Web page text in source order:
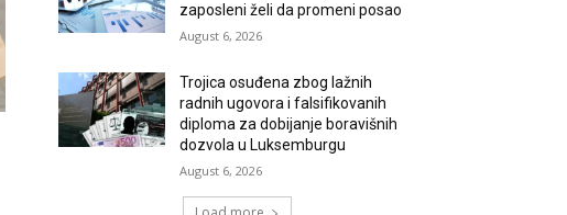
zaposleni želi da promeni posao
August 6, 2026
Trojica osuđena zbog lažnih
radnih ugovora i falsifikovanih
diploma za dobijanje boravišnih
dozvola u Luksemburgu
August 6, 2026